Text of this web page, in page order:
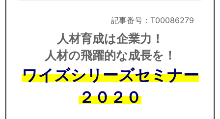
記事番号：T00086279
人材育成は企業力！
人材の飛躍的な成長を！
ワイズシリーズセミナー
２０２０